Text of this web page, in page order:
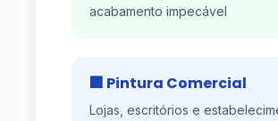
acabamento impecável
🏢 Pintura Comercial
Lojas, escritórios e